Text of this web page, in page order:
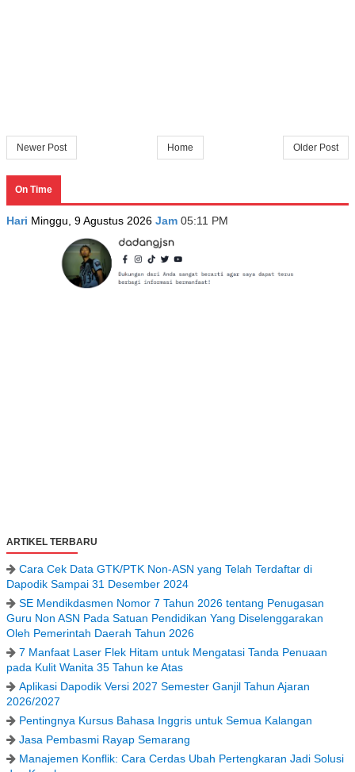
Newer Post Older Post
Home
On Time
Hari Minggu, 9 Agustus 2026 Jam 05:11 PM
ARTIKEL TERBARU
Cara Cek Data GTK/PTK Non-ASN yang Telah Terdaftar di
Dapodik Sampai 31 Desember 2024
SE Mendikdasmen Nomor 7 Tahun 2026 tentang Penugasan
Guru Non ASN Pada Satuan Pendidikan Yang Diselenggarakan
Oleh Pemerintah Daerah Tahun 2026
7 Manfaat Laser Flek Hitam untuk Mengatasi Tanda Penuaan
pada Kulit Wanita 35 Tahun ke Atas
Aplikasi Dapodik Versi 2027 Semester Ganjil Tahun Ajaran
2026/2027
Pentingnya Kursus Bahasa Inggris untuk Semua Kalangan
Jasa Pembasmi Rayap Semarang
Manajemen Konflik: Cara Cerdas Ubah Pertengkaran Jadi Solusi